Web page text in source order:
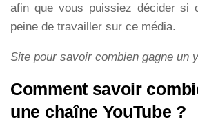
afin que vous puissiez décider si
peine de travailler sur ce média.
Site pour savoir combien gagne un
Comment savoir
une chaîne YouTube ?